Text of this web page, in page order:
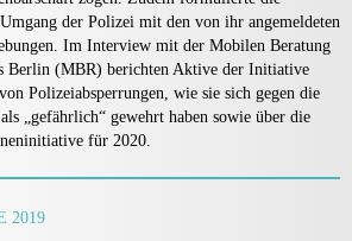
der Polizei mit den von ihr angemeldeten
Im Interview mit der Mobilen Beratung
Berlin (MBR) berichten Aktive der Initiative
Polizeiabsperrungen, wie sie sich gegen die
„gefährlich“ gewehrt haben sowie über die
für 2020.
2019